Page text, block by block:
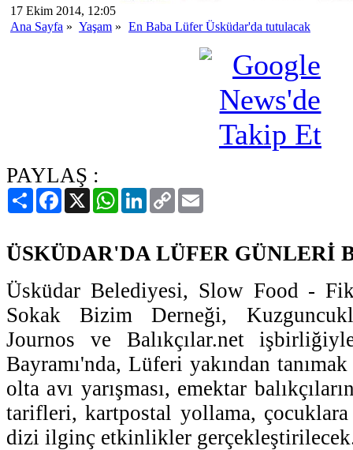
17 Ekim 2014, 12:05
Ana Sayfa » Yaşam » En Baba Lüfer Üsküdar'da tutulacak
PAYLAŞ :
PaylaşFacebook
X WhatsAppLinkedIn
Copy
Link
ÜSKÜDAR'DA LÜFER GÜNLERİ
Üsküdar Belediyesi, Slow Food -
Sokak Bizim Derneği,
Journos ve Balıkçılar.net
Bayramı'nda, Lüferi yakından
olta avı yarışması, emektar
tarifleri, kartpostal yollama,
dizi ilginç etkinlikler